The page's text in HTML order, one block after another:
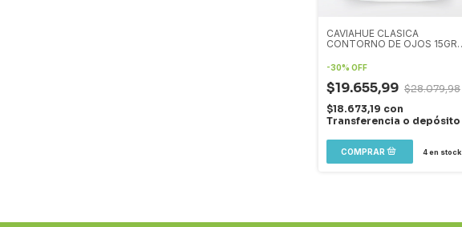
CAVIAHUE CLASICA
CONTORNO DE OJOS 15GR
-30% OFF
$19.655,99 $28.079,98
$18.673,19 con
Transferencia o depósito
4en stock